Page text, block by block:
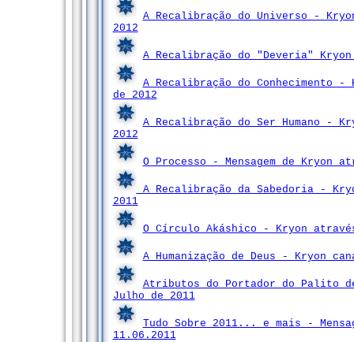
A Recalibração do Universo -
2012
A Recalibração do "Deveria"
A Recalibração do Conhecimento
de 2012
A Recalibração do Ser Humano -
2012
O Processo - Mensagem de Kryon
A Recalibração da Sabedoria -
2011
O Círculo Akáshico - Kryon
A Humanização de Deus - Kryon
Atributos do Portador do Palito
Julho de 2011
Tudo Sobre 2011... e mais -
11.06.2011